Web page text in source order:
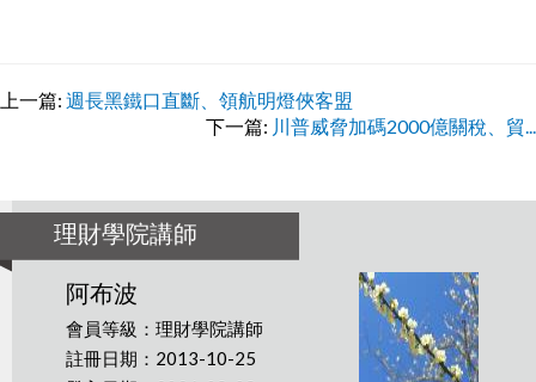
上一篇: 週長黑鐵口直斷、領航明燈俠客盟
下一篇: 川普威脅加碼2000億關稅、貿...
理財學院講師
阿布波
會員等級：理財學院講師
註冊日期：2013-10-25